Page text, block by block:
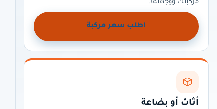
مركبتك ووجهتها.
اطلب سعر مركبة
أثاث أو بضاعة